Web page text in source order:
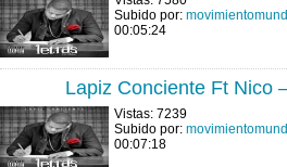
Subido por:
00:05:24
Lapiz Conciente Ft Nico
Vistas: 7239
Subido por:
00:07:18